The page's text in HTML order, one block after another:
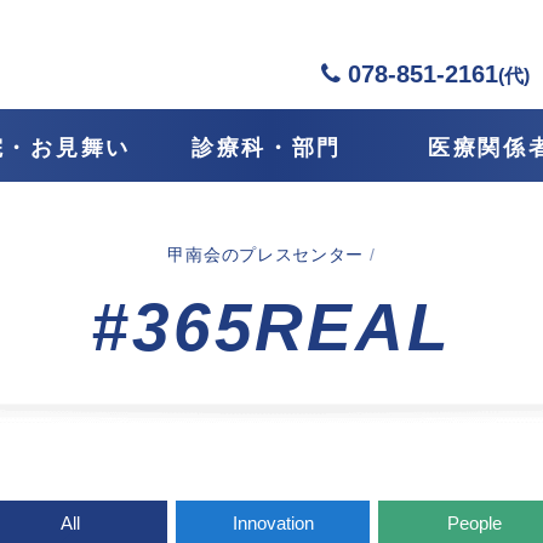
078-851-2161(代)
お見舞い 診療科・部門 医療関係
甲南会のプレスセンター /
#365REAL
All Innovation People